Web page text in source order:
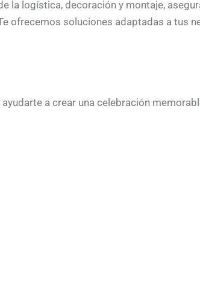
la logística, decoración y montaje,
ofrecemos soluciones adaptadas a tus
a crear una celebración